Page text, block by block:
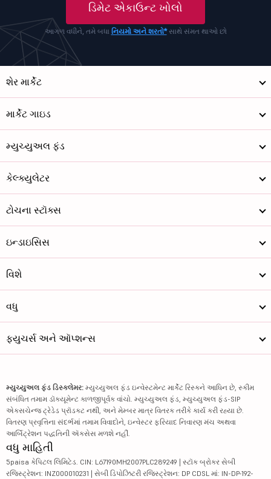
ડિમેટ એકાઉન્ટ ખોલો
આગળ વધીને, તમે બધા નિયમો અને શરતો*સાથે સંમત થાઓ છો
શેર માર્કેટ
માર્કેટ ગાઇડ
મ્યુચ્યુઅલ ફંડ
કેલ્ક્યુલેટર
ટોચના સ્ટૉક્સ
ઇન્ડાઇસિસ
વિશે
વધુ
ફ્યુચર્સ અને ઑપ્શન્સ
મ્યુચ્યુઅલ ફંડ ડિસ્ક્લેમર: મ્યુચ્યુઅલ ફંડ ઇન્વેસ્ટમેન્ટ માર્કેટ રિસ્કને આધિન છે, સ્કીમ
સંબંધિત તમામ ડૉક્યૂમેન્ટ કાળજીપૂર્વક વાંચો. મ્યુચ્યુઅલ ફંડ, મ્યુચ્યુઅલ ફંડ-SIP
એક્સચેન્જ ટ્રેડેડ પ્રૉડક્ટ નથી, અને મેમ્બર માત્ર વિતરક તરીકે કાર્ય કરી રહ્યા છે.
વિતરણ પ્રવૃત્તિના સંદર્ભમાં તમામ વિવાદોને, ઇન્વેસ્ટર ફરિયાદ નિવારણ મંચ અથવા
આર્બિટ્રેશન પદ્ધતિની ઍક્સેસ મળશે નહીં.
વધુ માહિતી
5paisa કેપિટલ લિમિટેડ. CIN: L67190MH2007PLC289249 | સ્ટૉક બ્રોકર સેબી
રજિસ્ટ્રેશન: INZ000010231 | સેબી ડિપોઝિટરી રજિસ્ટ્રેશન: DP CDSL માં: IN-DP-192-